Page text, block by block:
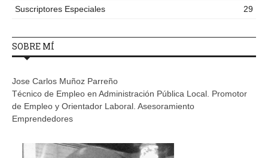
Suscriptores Especiales
29
SOBRE MÍ
Jose Carlos Muñoz Parreño
Técnico de Empleo en Administración Pública Local. Promotor
de Empleo y Orientador Laboral. Asesoramiento
Emprendedores